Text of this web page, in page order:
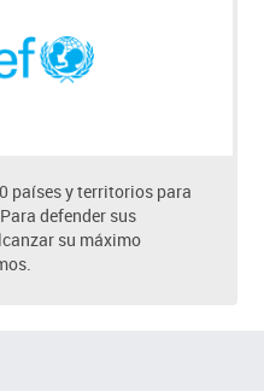
países y territorios para
defender sus
su máximo